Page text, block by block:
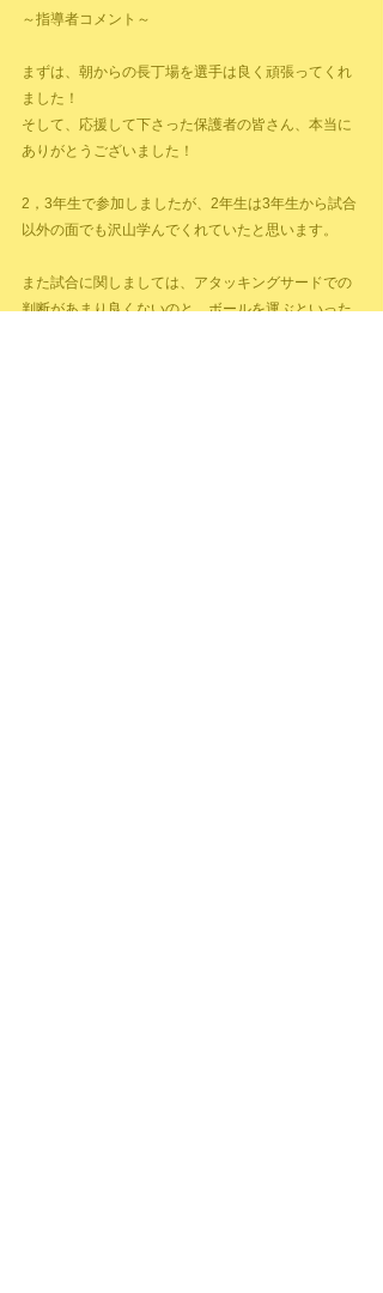
～指導者コメント～
まずは、朝からの長丁場を選手は良く頑張ってくれ
ました！
そして、応援して下さった保護者の皆さん、本当に
ありがとうございました！
2，3年生で参加しましたが、2年生は3年生から試合
以外の面でも沢山学んでくれていたと思います。
また試合に関しましては、アタッキングサードでの
判断があまり良くないのと、ボールを運ぶといった